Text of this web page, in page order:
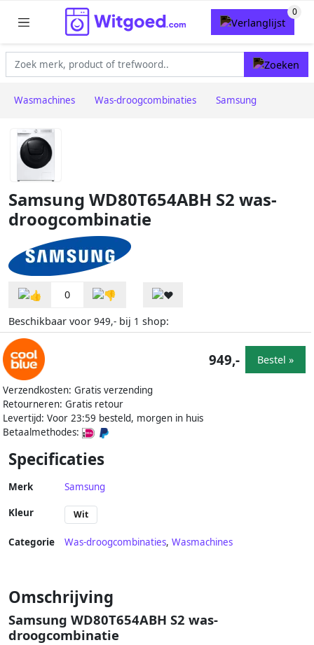
Wasmachines Was-droogcombinaties Samsung
Samsung WD80T654ABH S2 was-
droogcombinatie
0
Beschikbaar voor 949,- bij 1 shop:
Verzendkosten: Gratis verzending
Retourneren: Gratis retour
Levertijd: Voor 23:59 besteld, morgen in huis
Betaalmethodes:
949,- Bestel »
Specificaties
Merk Samsung
Kleur Wit
Categorie Was-droogcombinaties, Wasmachines
Omschrijving
Samsung WD80T654ABH S2 was-
droogcombinatie